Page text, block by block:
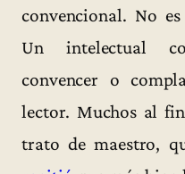
convencional. No
Un intelectual
convencer o
lector. Muchos al
trato de maestro,